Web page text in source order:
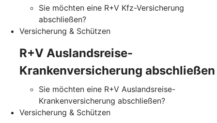
Sie möchten eine R+V Kfz-Versicherung
abschließen?
Versicherung & Schützen
R+V Auslandsreise-
Krankenversicherung abschließen
Sie möchten eine R+V Auslandsreise-
Krankenversicherung abschließen?
Versicherung & Schützen